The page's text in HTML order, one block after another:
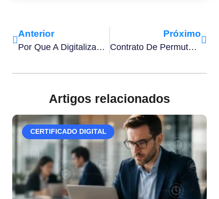
Anterior
Por Que A Digitalização De Documentos É Essencial Para Empresas Modernas
Próximo
Contrato De Permuta: Como Funciona, Elementos Vitais E Riscos
Artigos relacionados
CERTIFICADO DIGITAL